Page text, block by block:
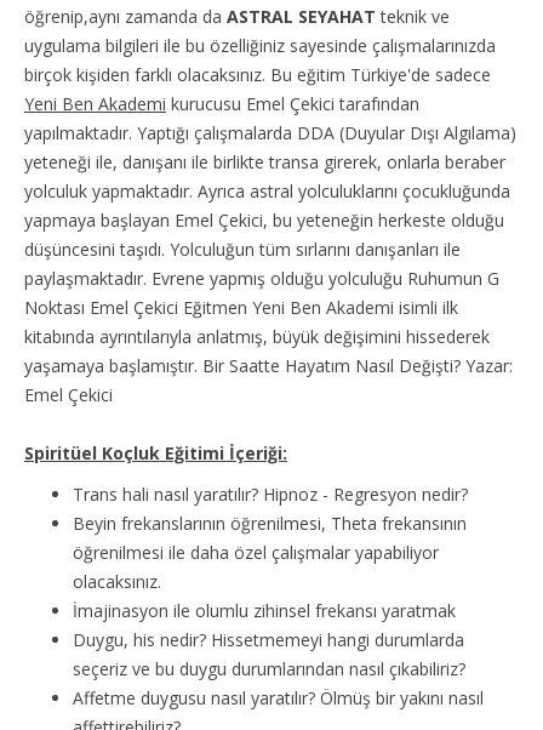
öğrenip,aynı zamanda da ASTRAL SEYAHAT teknik ve
uygulama bilgileri ile bu özelliğiniz sayesinde çalışmalarınızda
birçok kişiden farklı olacaksınız. Bu eğitim Türkiye'de sadece
Yeni Ben Akademi kurucusu Emel Çekici tarafından
yapılmaktadır. Yaptığı çalışmalarda DDA (Duyular Dışı Algılama)
yeteneği ile, danışanı ile birlikte transa girerek, onlarla beraber
yolculuk yapmaktadır. Ayrıca astral yolculuklarını çocukluğunda
yapmaya başlayan Emel Çekici, bu yeteneğin herkeste olduğu
düşüncesini taşıdı. Yolculuğun tüm sırlarını danışanları ile
paylaşmaktadır. Evrene yapmış olduğu yolculuğu Ruhumun G
Noktası Emel Çekici Eğitmen Yeni Ben Akademi isimli ilk
kitabında ayrıntılarıyla anlatmış, büyük değişimini hissederek
yaşamaya başlamıştır. Bir Saatte Hayatım Nasıl Değişti? Yazar:
Emel Çekici
Spiritüel Koçluk Eğitimi İçeriği:
Trans hali nasıl yaratılır? Hipnoz - Regresyon nedir?
Beyin frekanslarının öğrenilmesi, Theta frekansının
öğrenilmesi ile daha özel çalışmalar yapabiliyor
olacaksınız.
İmajinasyon ile olumlu zihinsel frekansı yaratmak
Duygu, his nedir? Hissetmemeyi hangi durumlarda
seçeriz ve bu duygu durumlarından nasıl çıkabiliriz?
Affetme duygusu nasıl yaratılır? Ölmüş bir yakını nasıl